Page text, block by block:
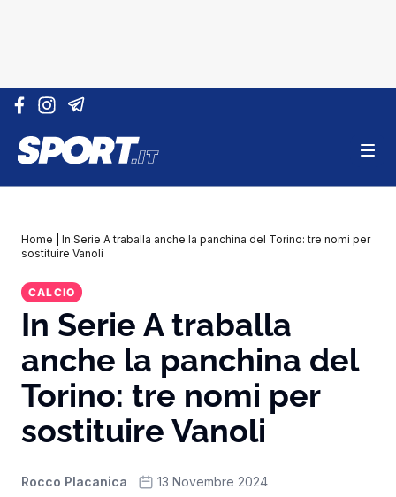
Vai al contenuto
Home
In Serie A traballa anche la panchina del Torino: tre nomi per
sostituire Vanoli
CALCIO
In Serie A traballa
anche la panchina del
Torino: tre nomi per
sostituire Vanoli
Rocco Placanica 13 Novembre 2024